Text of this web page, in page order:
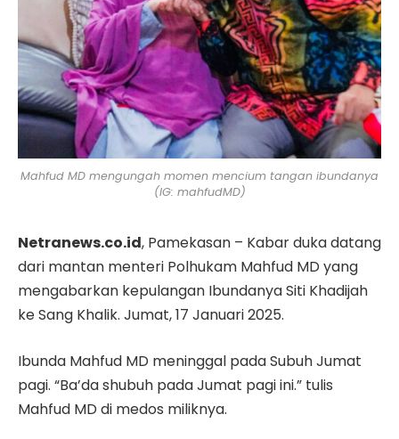
Mahfud MD mengungah momen mencium tangan ibundanya
(IG: mahfudMD)
Netranews.co.id, Pamekasan – Kabar duka datang
dari mantan menteri Polhukam Mahfud MD yang
mengabarkan kepulangan Ibundanya Siti Khadijah
ke Sang Khalik. Jumat, 17 Januari 2025.
Ibunda Mahfud MD meninggal pada Subuh Jumat
pagi. “Ba’da shubuh pada Jumat pagi ini.” tulis
Mahfud MD di medos miliknya.